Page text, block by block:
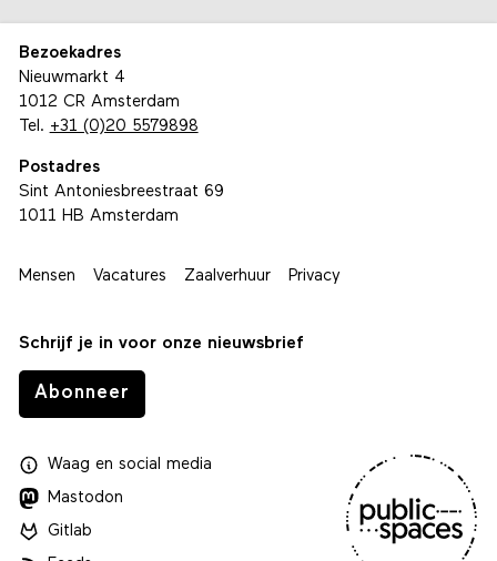
Bezoekadres
Nieuwmarkt 4
1012 CR Amsterdam
Tel. +31 (0)20 5579898
Postadres
Sint Antoniesbreestraat 69
1011 HB Amsterdam
Mensen Vacatures Zaalverhuur Privacy
Schrijf je in voor onze nieuwsbrief
Abonneer
Waagen social media
Mastodon
Gitlab